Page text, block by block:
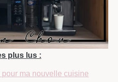
plus lus :
pour ma nouvelle cuisine